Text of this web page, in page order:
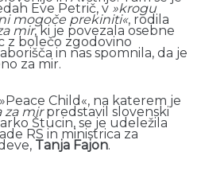
Eve Petrič, v »krogu
mogoče prekiniti«, rodila
mir, ki je povezala osebne
z bolečo zgodovino
in nas spomnila, da je
za mir.
Child«, na katerem je
za mirpredstavil slovenski
Štucin, se je udeležila
RS in ministrica za
Tanja Fajon.